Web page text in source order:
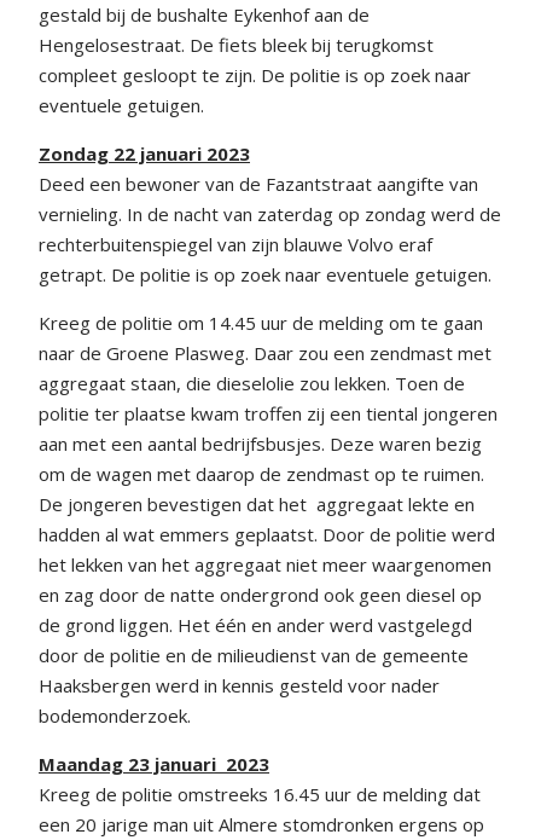
gestald bij de bushalte Eykenhof aan de
Hengelosestraat. De fiets bleek bij terugkomst
compleet gesloopt te zijn. De politie is op zoek naar
eventuele getuigen.
Zondag 22 januari 2023
Deed een bewoner van de Fazantstraat aangifte van
vernieling. In de nacht van zaterdag op zondag werd de
rechterbuitenspiegel van zijn blauwe Volvo eraf
getrapt. De politie is op zoek naar eventuele getuigen.
Kreeg de politie om 14.45 uur de melding om te gaan
naar de Groene Plasweg. Daar zou een zendmast met
aggregaat staan, die dieselolie zou lekken. Toen de
politie ter plaatse kwam troffen zij een tiental jongeren
aan met een aantal bedrijfsbusjes. Deze waren bezig
om de wagen met daarop de zendmast op te ruimen.
De jongeren bevestigen dat het aggregaat lekte en
hadden al wat emmers geplaatst. Door de politie werd
het lekken van het aggregaat niet meer waargenomen
en zag door de natte ondergrond ook geen diesel op
de grond liggen. Het één en ander werd vastgelegd
door de politie en de milieudienst van de gemeente
Haaksbergen werd in kennis gesteld voor nader
bodemonderzoek.
Maandag 23 januari 2023
Kreeg de politie omstreeks 16.45 uur de melding dat
een 20 jarige man uit Almere stomdronken ergens op